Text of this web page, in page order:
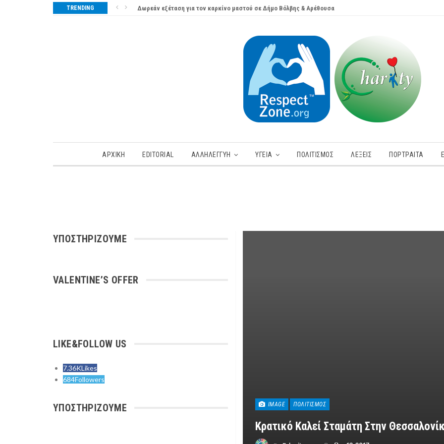
TRENDING Δωρεάν εξέταση για τον καρκίνο μαστού σε Δήμο Βόλβης & Αρέθουσα
ΑΡΧΙΚΗ EDITORIAL ΑΛΛΗΛΕΓΓΥΗ ΥΓΕΊΑ ΠΟΛΙΤΙΣΜΟΣ ΛΕΞΕΙΣ ΠΟΡΤΡΑΊΤΑ
IMAGE ΠΟΛΙΤΙΣΜΌΣ
Κρατικό Καλεί Σταμάτη Στην
ΥΠΟΣΤΗΡΙΖΟΥΜΕ
VALENTINE’S OFFER
LIKE&FOLLOW US
7.36KLikes
684Followers
ΥΠΟΣΤΗΡΙΖΟΥΜΕ